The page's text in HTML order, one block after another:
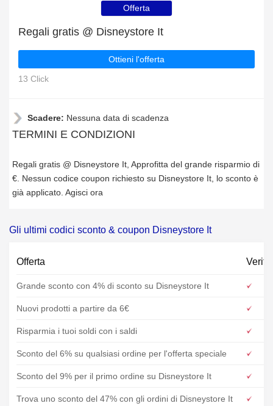
Offerta
Regali gratis @ Disneystore It
Ottieni l'offerta
13 Click
Scadere: Nessuna data di scadenza
TERMINI E CONDIZIONI
Regali gratis @ Disneystore It, Approfitta del grande risparmio di
€. Nessun codice coupon richiesto su Disneystore It, lo sconto è
già applicato. Agisci ora
Gli ultimi codici sconto & coupon Disneystore It
Offerta
Grande sconto con 4% di sconto su Disneystore It
Nuovi prodotti a partire da 6€
Risparmia i tuoi soldi con i saldi
Sconto del 6% su qualsiasi ordine per l'offerta speciale
Sconto del 9% per il primo ordine su Disneystore It
Trova uno sconto del 47% con gli ordini di Disneystore It